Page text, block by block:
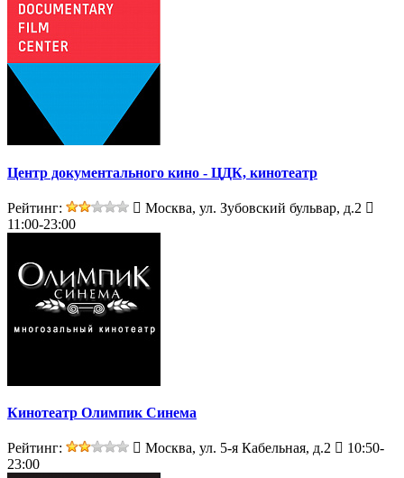
Центр документального кино - ЦДК, кинотеатр
Рейтинг:
Москва, ул. Зубовский бульвар, д.2
11:00-23:00
Кинотеатр Олимпик Синема
Рейтинг: Москва, ул. 5-я Кабельная, д.2
10:50-
23:00